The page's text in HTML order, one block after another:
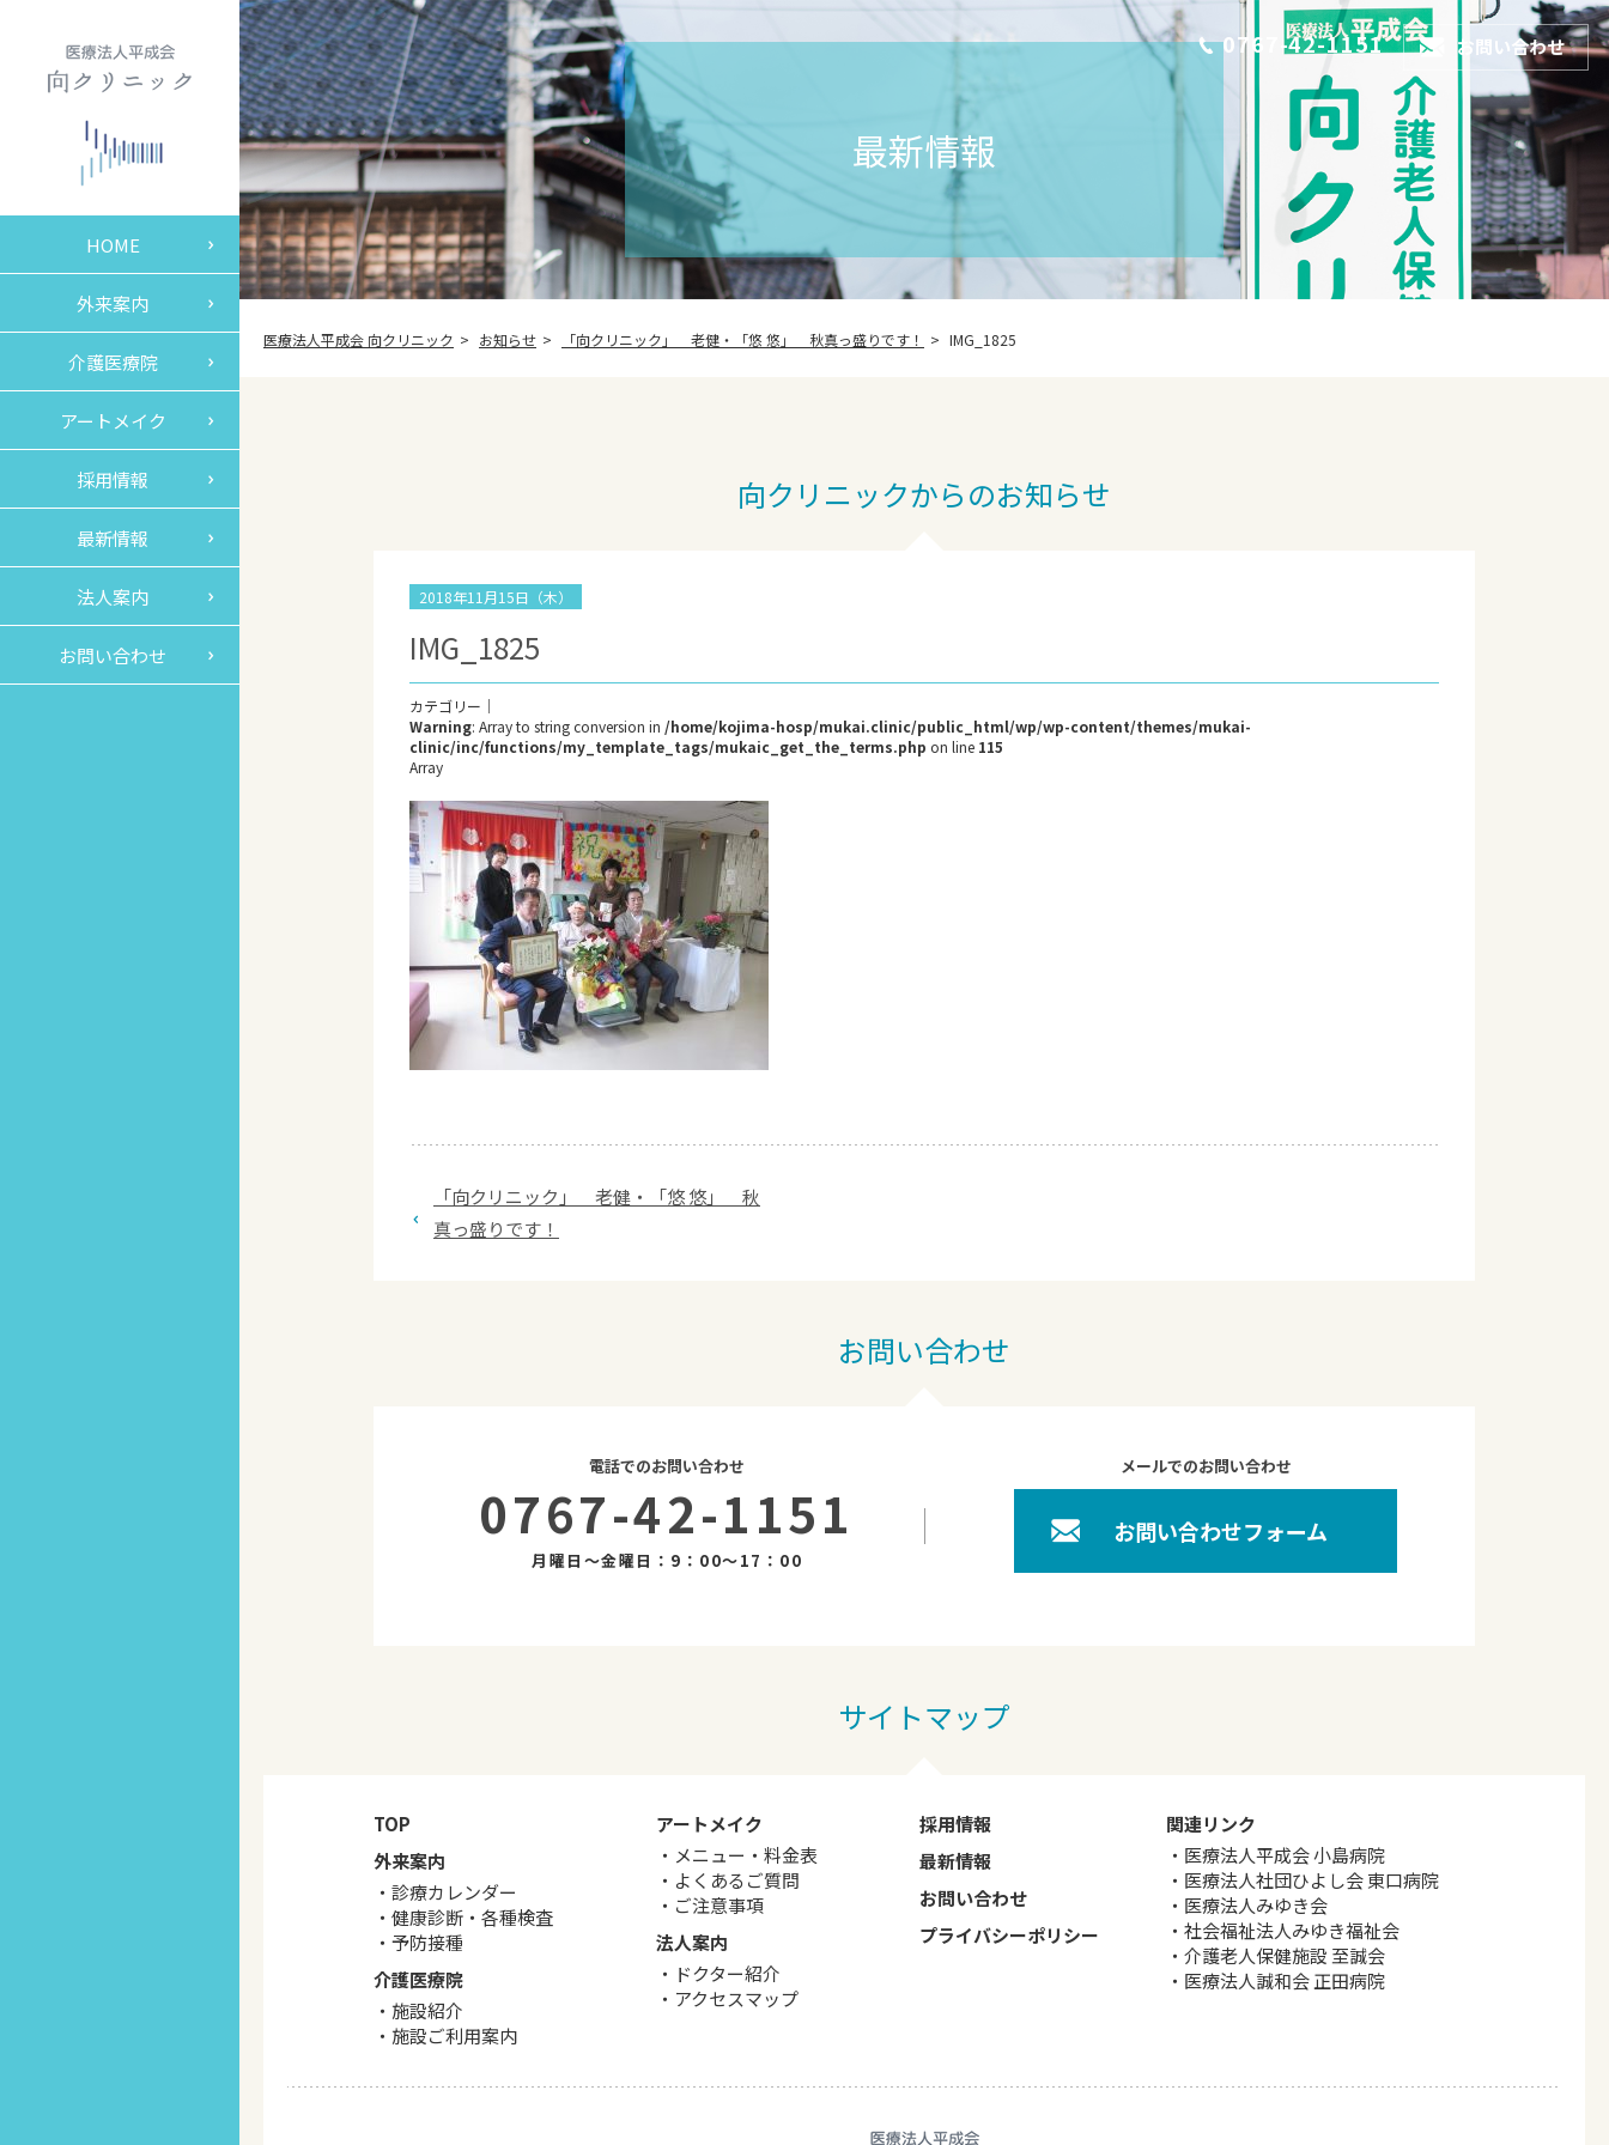
HOME
外来案内
介護医療院
アートメイク
採用情報
最新情報
法人案内
お問い合わせ
最新情報
医療法人平成会 向クリニック お知らせ 「向クリニック」 老健・「悠 悠」 秋真っ盛りです！ IMG_1825
向クリニックからのお知らせ
2018年11月15日（木）
IMG_1825
Warning: Array to string conversion in /home/kojima-hosp/mukai.clinic/public_html/wp/wp-content/themes/mukai-
clinic/inc/functions/my_template_tags/mukaic_get_the_terms.php on line 115
Array
「向クリニック」 老健・「悠 悠」 秋
真っ盛りです！
お問い合わせ
電話でのお問い合わせ
0767-42-1151
月曜日～金曜日：9：00～17：00
メールでのお問い合わせ
お問い合わせフォーム
TOP
外来案内
診療カレンダー
健康診断・各種検査
予防接種
介護医療院
施設紹介
施設ご利用案内
アートメイク
メニュー・料金表
よくあるご質問
ご注意事項
法人案内
ドクター紹介
アクセスマップ
採用情報
最新情報
お問い合わせ
プライバシーポリシー
関連リンク
医療法人平成会 小島病院
医療法人社団ひよし会 東口病院
医療法人みゆき会
社会福祉法人みゆき福祉会
介護老人保健施設 至誠会
医療法人誠和会 正田病院
0767-42-1151 お問い合わせ